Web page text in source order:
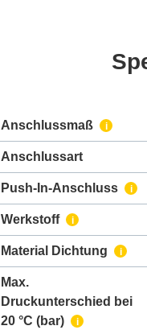
Anschlussmaß i
Anschlussart
Push-In-Anschluss i
Werkstoff i
Material Dichtung i
Max.
Druckunterschied bei
20 °C (bar)
i